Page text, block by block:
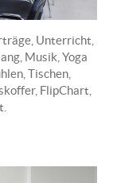
Unterricht,
Musik, Yoga
Tischen,
FlipChart,